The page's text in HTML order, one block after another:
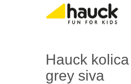
Hauck
grey siva